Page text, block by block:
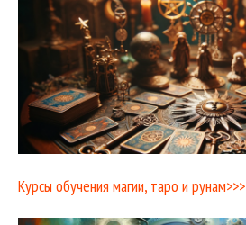
Курсы обучения магии, таро и рунам>>>